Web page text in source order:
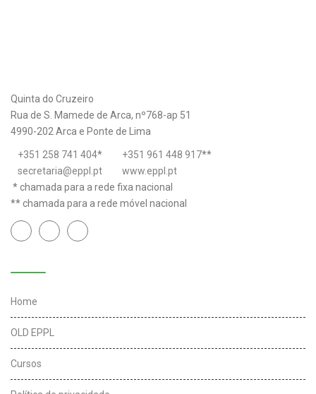
Quinta do Cruzeiro
Rua de S. Mamede de Arca, nº768-ap 51
4990-202 Arca e Ponte de Lima
+351 258 741 404* +351 961 448 917**
secretaria@eppl.pt
www.eppl.pt
* chamada para a rede fixa nacional
** chamada para a rede móvel nacional
Home
OLD EPPL
Cursos